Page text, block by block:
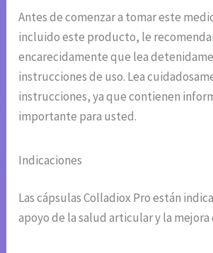
Antes de comenzar a tomar este
incluido este producto, le
encarecidamente que lea
instrucciones de uso. Lea
instrucciones, ya que contienen
importante para usted.
Indicaciones
Las cápsulas Colladiox Pro están
apoyo de la salud articular y la